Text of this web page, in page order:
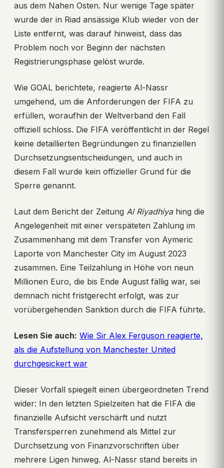
aus dem Nahen Osten. Nur wenige Tage später
wurde der in Riad ansässige Klub wieder von der
Liste entfernt, was darauf hinweist, dass das
Problem noch vor Beginn der nächsten
Registrierungsphase gelöst wurde.
Wie GOAL berichtete, reagierte Al-Nassr
umgehend, um die Anforderungen der FIFA zu
erfüllen, woraufhin der Weltverband den Fall
offiziell schloss. Die FIFA veröffentlicht in der Regel
keine detaillierten Begründungen zu finanziellen
Durchsetzungsentscheidungen, und auch in
diesem Fall wurde kein offizieller Grund für die
Sperre genannt.
Laut dem Bericht der Zeitung Al Riyadhiyahing die
Angelegenheit mit einer verspäteten Zahlung im
Zusammenhang mit dem Transfer von Aymeric
Laporte von Manchester City im August 2023
zusammen. Eine Teilzahlung in Höhe von neun
Millionen Euro, die bis Ende August fällig war, sei
demnach nicht fristgerecht erfolgt, was zur
vorübergehenden Sanktion durch die FIFA führte.
Lesen Sie auch: Wie Sir Alex Ferguson reagierte,
als die Aufstellung von Manchester United
durchgesickert war
Dieser Vorfall spiegelt einen übergeordneten Trend
wider: In den letzten Spielzeiten hat die FIFA die
finanzielle Aufsicht verschärft und nutzt
Transfersperren zunehmend als Mittel zur
Durchsetzung von Finanzvorschriften über
mehrere Ligen hinweg. Al-Nassr stand bereits in